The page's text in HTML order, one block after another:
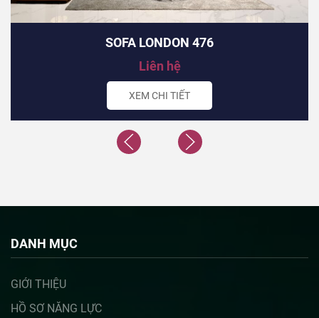
SOFA LONDON 476
Liên hệ
XEM CHI TIẾT
DANH MỤC
GIỚI THIỆU
HỒ SƠ NĂNG LỰC